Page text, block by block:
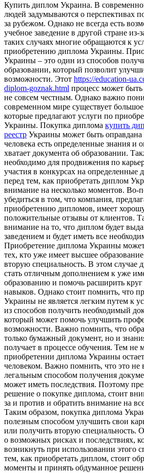
Купить диплoм Укрaинa. В
людей задумываются о перспективах
за рубежом. Однако не всегда есть
учебное заведение в другой стране
таких случаях многие обращаются к
приобретению диплома Украины.
Украины – это один из способов
образовании, который позволит
возможности. Этот https://education-
diplom-goznak.html процесс может
не совсем честным. Однако важно
современном мире существует
которые предлагают услуги по
Украины. Покупка диплома купить
реестр Украины может быть оправдана
человека есть определенные знания и
хватает документа об образовании.
необходимо для продвижения по
участия в конкурсах на определенные
перед тем, как приобретать диплом
внимание на несколько моментов. Во-
убедиться в том, что компания,
приобретению дипломов, имеет
положительные отзывы от клиентов.
внимание на то, что диплом будет
заведением и будет иметь все
Приобретение диплома Украины
тех, кто уже имеет высшее
вторую специальность. В этом
стать отличным дополнением к уже
образованию и помочь расширить
навыков. Однако стоит помнить, что
Украины не является легким путем к
из способов получить необходимый
который может помочь улучшить
возможности. Важно помнить, что
только бумажный документ, но и
получает в процессе обучения. Тем не
приобретении диплома Украины
человеком. Важно помнить, что это не
легальным способом получения
может иметь последствия. Поэтому
решение о покупке диплома, стоит
за и против и обратить внимание на
Таким образом, покупка диплома
полезным способом улучшить свои
или получить вторую специальность.
о возможных рисках и последствиях,
возникнуть при использовании этого
тем, как приобретать диплом, стоит
моменты и принять обдуманное